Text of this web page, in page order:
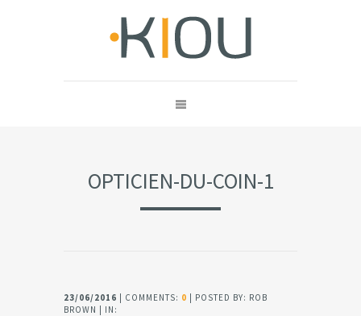
OPTICIEN-DU-COIN-1
23/06/2016 | COMMENTS: 0 | POSTED BY: ROB
BROWN | IN: